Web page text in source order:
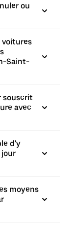
ou
voitures
Saint-
souscrit
avec
d'y
jour
moyens